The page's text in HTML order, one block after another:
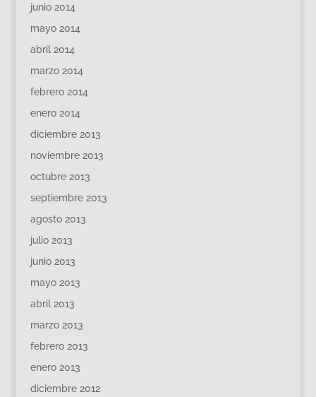
junio 2014
mayo 2014
abril 2014
marzo 2014
febrero 2014
enero 2014
diciembre 2013
noviembre 2013
octubre 2013
septiembre 2013
agosto 2013
julio 2013
junio 2013
mayo 2013
abril 2013
marzo 2013
febrero 2013
enero 2013
diciembre 2012